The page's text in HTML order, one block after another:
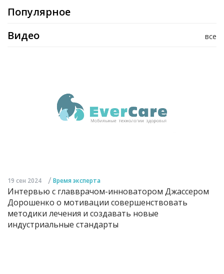
Популярное
все
Видео
19 сен 2024 / Время эксперта
Интервью с главврачом-инноватором Джассером
Дорошенко о мотивации совершенствовать
методики лечения и создавать новые
индустриальные стандарты